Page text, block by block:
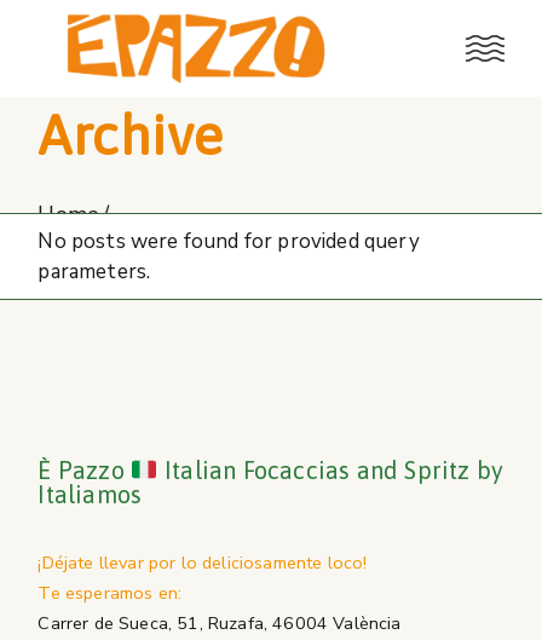
content
Archive
Home
No posts were found for provided query
parameters.
È Pazzo
Italian Focaccias and Spritz by
Italiamos
¡Déjate llevar por lo deliciosamente loco!
Te esperamos en:
Carrer de Sueca, 51, Ruzafa, 46004 València